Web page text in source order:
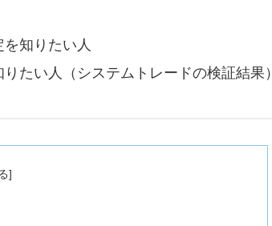
知りたい人
たい人（システムトレードの検証結果）